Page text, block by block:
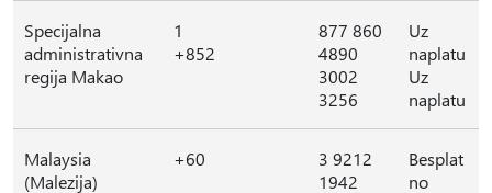
Specijalna
administrativna
regija Makao
1
+852
877 860
4890
3002
3256
Uz
naplatu
Uz
naplatu
Malaysia
(Malezija)
+60
3 9212
1942
Besplat
no